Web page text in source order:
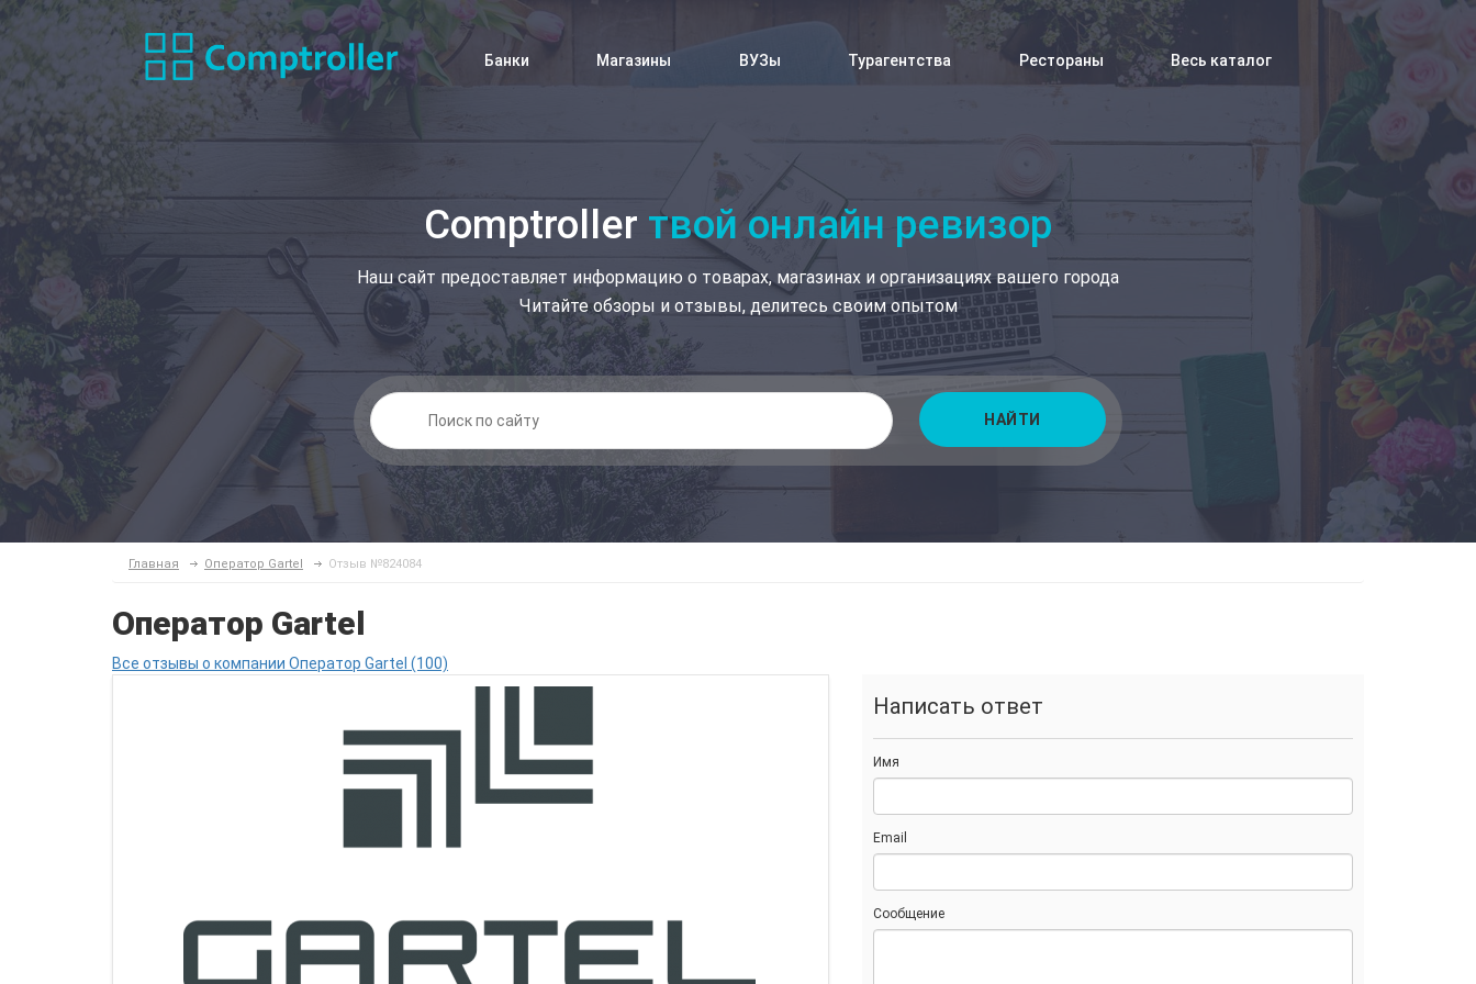
Банки Магазины ВУЗы Турагентства Рестораны Весь каталог
Comptroller твой онлайн ревизор
Наш сайт предоставляет информацию о товарах, магазинах и организациях вашего города
Читайте обзоры и отзывы, делитесь своим опытом
НАЙТИ
Главная Оператор Gartel Отзыв №824084
Оператор Gartel
Все отзывы о компании Оператор Gartel (100)
Написать ответ
Имя
Email
Сообщение